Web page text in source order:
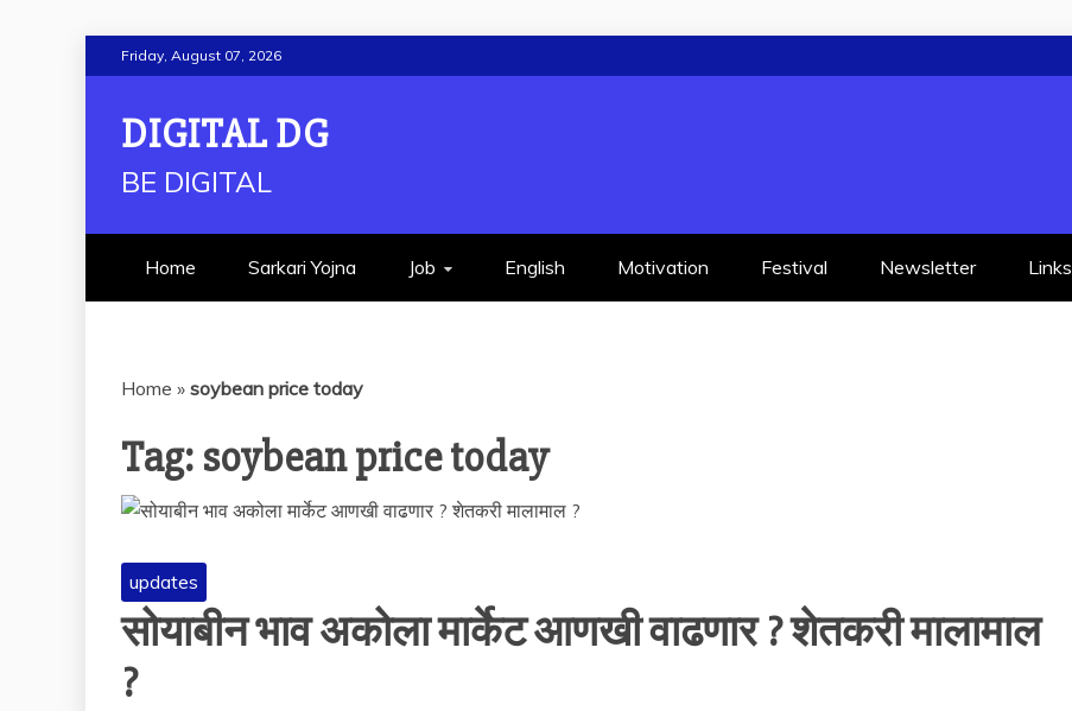
to
content
Friday, August 07, 2026
DIGITAL DG
BE DIGITAL
Home Sarkari Yojna Job English Motivation Festival Newsletter Links
Home » soybean price today
Tag: soybean price today
updates
सोयाबीन भाव अकोला मार्केट आणखी वाढणार ? शेतकरी मालामाल
?